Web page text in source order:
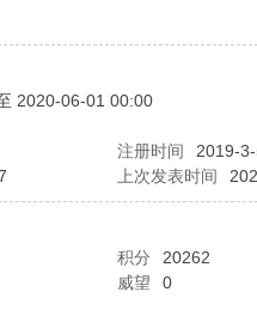
2020-06-01 00:00
注册时间
2019-
上次发表时间
积分
20262
威望 0